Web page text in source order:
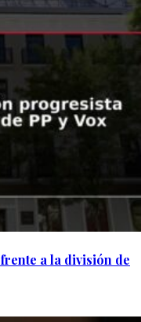
a la división de